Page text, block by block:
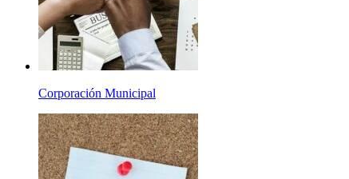
Corporación Municipal